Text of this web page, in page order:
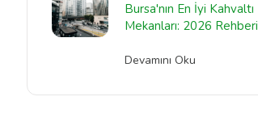
Bursa'nın En İyi Kahvaltı
Mekanları: 2026 Rehberi
Devamını Oku